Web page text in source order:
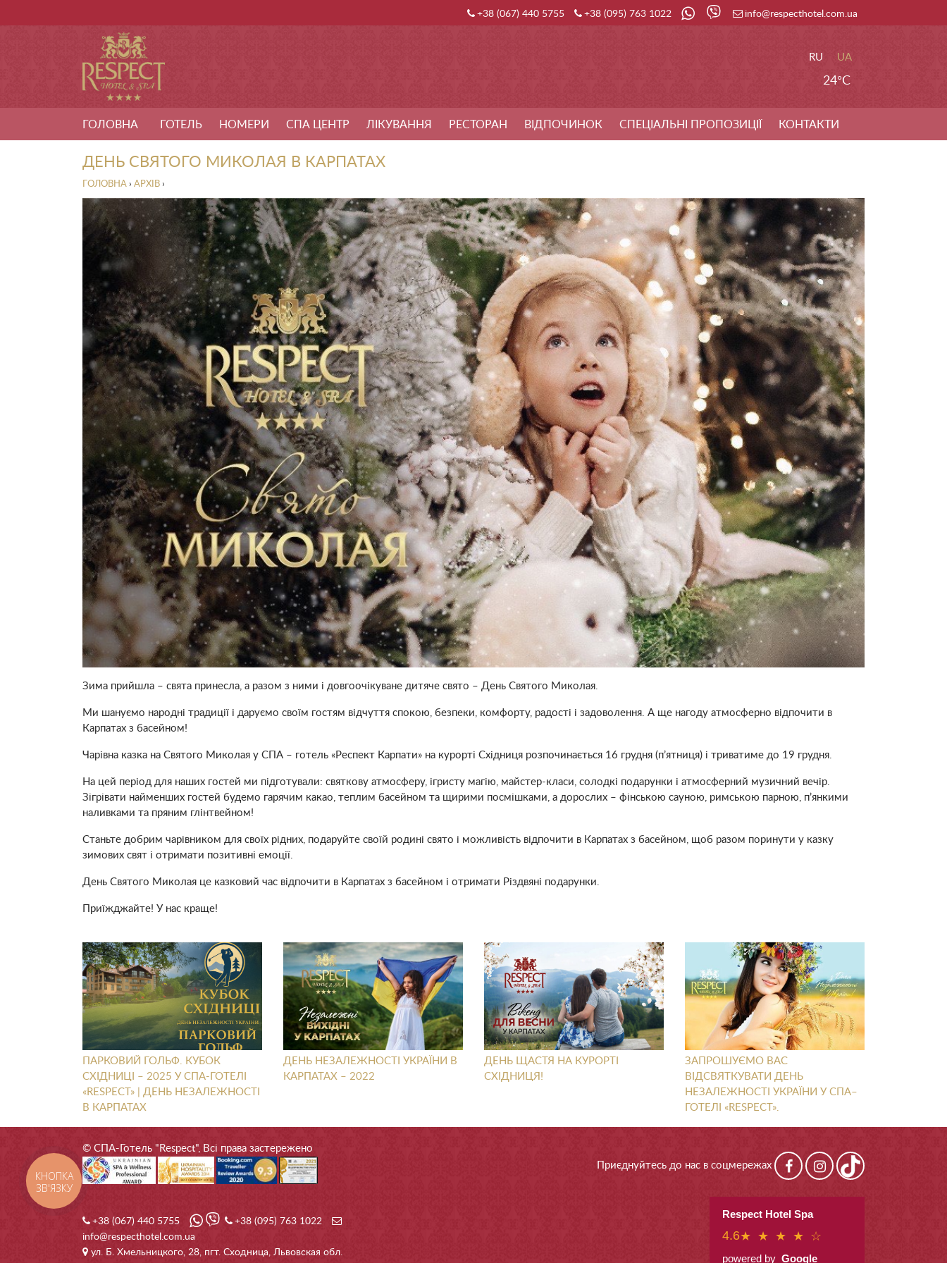
+38 (067) 440 5755 +38 (095) 763 1022 info@respecthotel.com.ua
RU UA
24°C
ГОЛОВНА ГОТЕЛЬ НОМЕРИ СПА ЦЕНТР ЛІКУВАННЯ РЕСТОРАН ВІДПОЧИНОК СПЕЦІАЛЬНІ ПРОПОЗИЦІЇ КОНТАКТИ
ДЕНЬ СВЯТОГО МИКОЛАЯ В КАРПАТАХ
ГОЛОВНА › АРХІВ ›
Зима прийшла – свята принесла, а разом з ними і довгоочікуване дитяче свято – День Святого Миколая.
Ми шануємо народні традиції і даруємо своїм гостям відчуття спокою, безпеки, комфорту, радості і задоволення. А ще нагоду атмосферно відпочити в
Карпатах з басейном!
Чарівна казка на Святого Миколая у СПА – готель «Респект Карпати» на курорті Східниця розпочинається 16 грудня (п’ятниця) і триватиме до 19 грудня.
На цей період для наших гостей ми підготували: святкову атмосферу, ігристу магію, майстер-класи, солодкі подарунки і атмосферний музичний вечір.
Зігрівати найменших гостей будемо гарячим какао, теплим басейном та щирими посмішками, а дорослих – фінською сауною, римською парною, п’янкими
наливками та пряним глінтвейном!
Станьте добрим чарівником для своїх рідних, подаруйте своїй родині свято і можливість відпочити в Карпатах з басейном, щоб разом поринути у казку
зимових свят і отримати позитивні емоції.
День Святого Миколая це казковий час відпочити в Карпатах з басейном і отримати Різдвяні подарунки.
Приїжджайте! У нас краще!
ПАРКОВИЙ ГОЛЬФ. КУБОК
СХІДНИЦІ – 2025 У СПА-ГОТЕЛІ
«RESPECT» | ДЕНЬ НЕЗАЛЕЖНОСТІ
В КАРПАТАХ
ДЕНЬ НЕЗАЛЕЖНОСТІ УКРАЇНИ В
КАРПАТАХ – 2022
ДЕНЬ ЩАСТЯ НА КУРОРТІ
СХІДНИЦЯ!
ЗАПРОШУЄМО ВАС
ВІДСВЯТКУВАТИ ДЕНЬ
НЕЗАЛЕЖНОСТІ УКРАЇНИ У СПА–
ГОТЕЛІ «RESPECT».
© СПА-Готель "Respect", Всі права застережено
Приєднуйтесь до нас в соцмережах
+38 (067) 440 5755
+38 (095) 763 1022
info@respecthotel.com.ua
ул. Б. Хмельницкого, 28, пгт. Сходница, Львовская обл.
Respect Hotel Spa
4.6★ ★ ★ ★ ☆
powered by Google
КНОПКА
ЗВ'ЯЗКУ